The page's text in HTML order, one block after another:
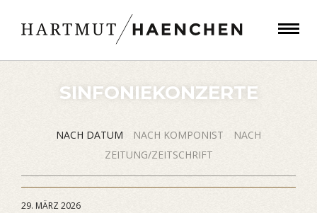
SINFONIEKONZERTE
NACH DATUM NACH KOMPONIST
NACH
ZEITUNG/ZEITSCHRIFT
29. MÄRZ 2026